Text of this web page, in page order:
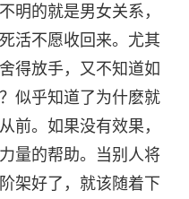
明的就是男女关系，
活不愿收回来。尤其
得放手，又不知道如
似乎知道了为什麽就
前。如果没有效果，
量的帮助。当别人将
架好了，就该随着下